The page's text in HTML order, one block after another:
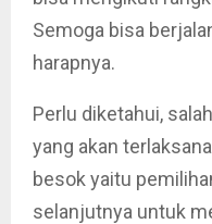
Semoga bisa
harapnya.
Perlu diketahui,
yang akan
besok yaitu
selanjutnya untuk